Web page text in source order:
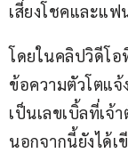
เสี่ยงโชคและแฟ
โดยในคลิปวิดีโ
ข้อความตัวโตแ
เป็นเลขเบิ้ลที่เจ้
นอกจากนี้ยังได้